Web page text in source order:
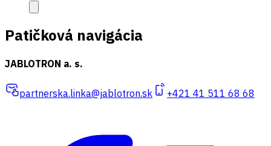
Patičková navigácia
JABLOTRON a. s.
partnerska.linka@jablotron.sk +421 41 511 68 68